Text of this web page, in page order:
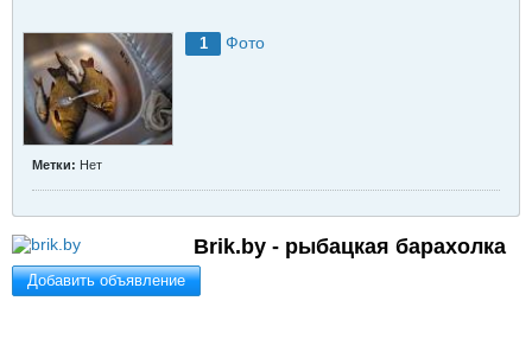
1 Фото
Метки: Нет
Brik.by - рыбацкая барахолка
Добавить объявление